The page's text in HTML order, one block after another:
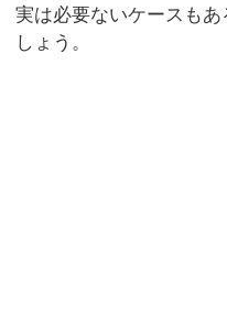
実は必要ないケースも
しょう。